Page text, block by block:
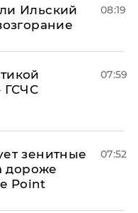
Ильский
08:19
ГСЧС
07:59
зенитные
дороже
Point
07:52